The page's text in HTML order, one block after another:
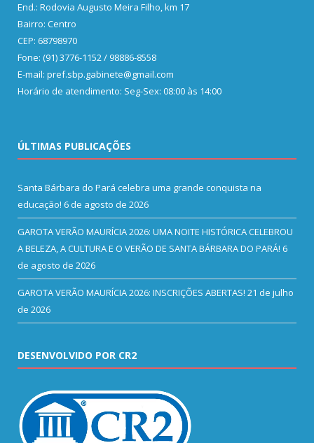
End.: Rodovia Augusto Meira Filho, km 17
Bairro: Centro
CEP: 68798970
Fone: (91) 3776-1152 / 98886-8558
E-mail: pref.sbp.gabinete@gmail.com
Horário de atendimento: Seg-Sex: 08:00 às 14:00
ÚLTIMAS PUBLICAÇÕES
Santa Bárbara do Pará celebra uma grande conquista na
educação! 6 de agosto de 2026
GAROTA VERÃO MAURÍCIA 2026: UMA NOITE HISTÓRICA CELEBROU
A BELEZA, A CULTURA E O VERÃO DE SANTA BÁRBARA DO PARÁ! 6
de agosto de 2026
GAROTA VERÃO MAURÍCIA 2026: INSCRIÇÕES ABERTAS! 21 de julho
de 2026
DESENVOLVIDO POR CR2